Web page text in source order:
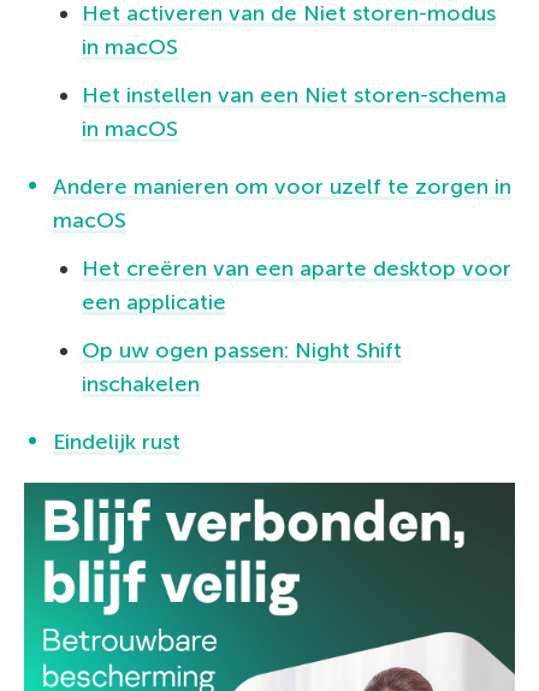
Het activeren van de Niet storen-modus
in macOS
Het instellen van een Niet storen-schema
in macOS
Andere manieren om voor uzelf te zorgen in
macOS
Het creëren van een aparte desktop voor
een applicatie
Op uw ogen passen: Night Shift
inschakelen
Eindelijk rust